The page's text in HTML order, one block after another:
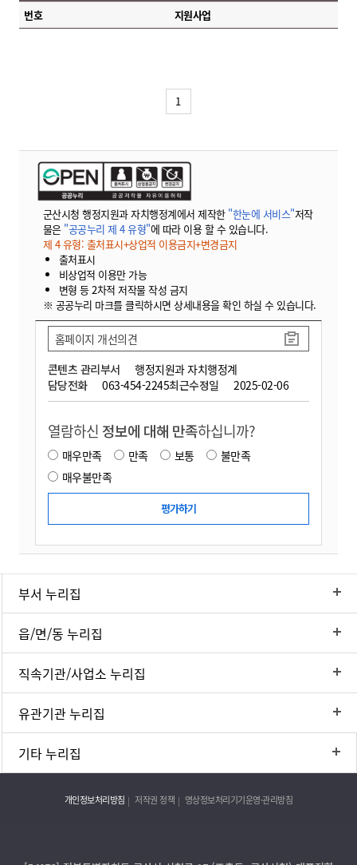
번호 지원사업
1
군산시청 행정지원과 자치행정계에서 제작한 "한눈에 서비스"저작
물은 "공공누리 제 4 유형"에 따라 이용 할 수 있습니다.
제 4 유형: 출처표시+상업적 이용금지+변경금지
출처표시
비상업적 이용만 가능
변형 등 2차적 저작물 작성 금지
※ 공공누리 마크를 클릭하시면 상세내용을 확인 하실 수 있습니다.
콘텐츠 관리부서
행정지원과 자치행정계
담당전화
063-454-2245최근수정일 2025-02-06
홈페이지 개선의견
열람하신 정보에 대해 만족하십니까?
매우만족 만족 보통
불만족
매우불만족
부서 누리집
읍/면/동 누리집
직속기관/사업소 누리집
유관기관 누리집
기타 누리집
개인정보처리방침 저작권 정책 영상정보처리기기운영·관리방침